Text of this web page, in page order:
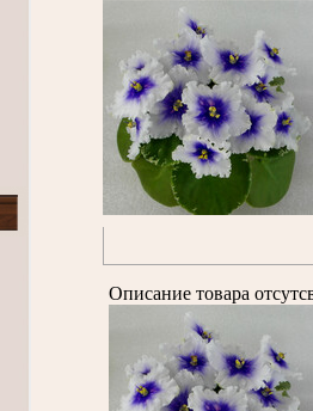
Описание товара